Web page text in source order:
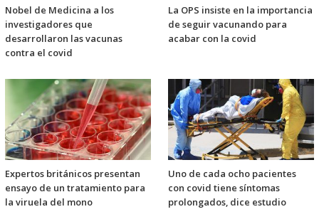
Nobel de Medicina a los
investigadores que
desarrollaron las vacunas
contra el covid
La OPS insiste en la importancia
de seguir vacunando para
acabar con la covid
Expertos británicos presentan
ensayo de un tratamiento para
la viruela del mono
Uno de cada ocho pacientes
con covid tiene síntomas
prolongados, dice estudio